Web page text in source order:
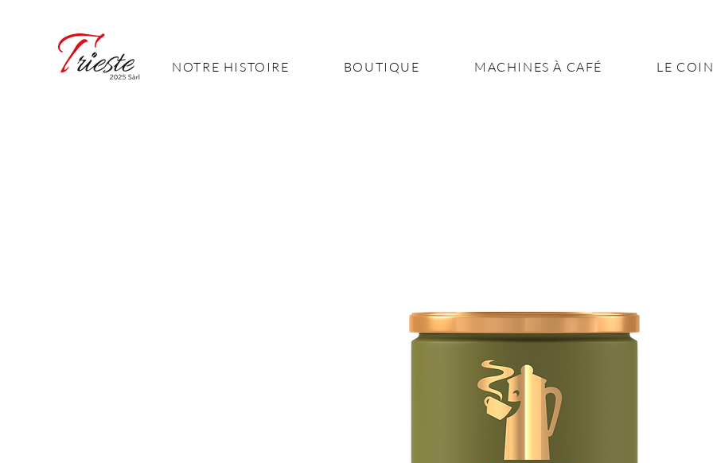
NOTRE HISTOIRE BOUTIQUE MACHINES À CAFÉ LE